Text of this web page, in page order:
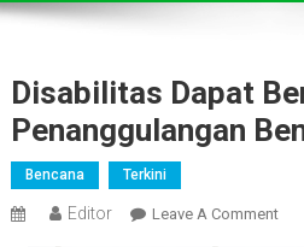
Disabilitas Dapat
Penanggulangan
Bencana Terkini
Editor Leave A CommentOn